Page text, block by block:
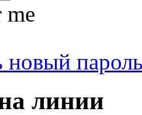
me
новый
линии